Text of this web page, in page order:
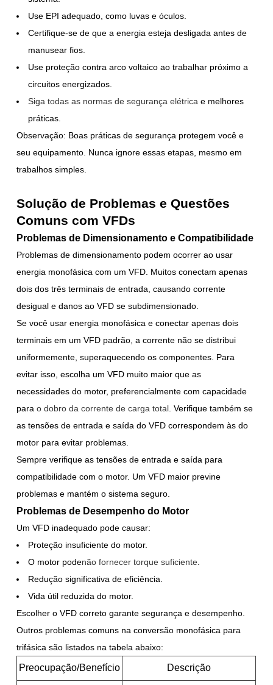
Use EPI adequado, como luvas e óculos.
Certifique-se de que a energia esteja desligada antes de
manusear fios.
Use proteção contra arco voltaico ao trabalhar próximo a
circuitos energizados.
Siga todas as normas de segurança elétrica e melhores
práticas.
Observação: Boas práticas de segurança protegem você e
seu equipamento. Nunca ignore essas etapas, mesmo em
trabalhos simples.
Solução de Problemas e Questões
Comuns com VFDs
Problemas de Dimensionamento e Compatibilidade
Problemas de dimensionamento podem ocorrer ao usar
energia monofásica com um VFD. Muitos conectam apenas
dois dos três terminais de entrada, causando corrente
desigual e danos ao VFD se subdimensionado.
Se você usar energia monofásica e conectar apenas dois
terminais em um VFD padrão, a corrente não se distribui
uniformemente, superaquecendo os componentes. Para
evitar isso, escolha um VFD muito maior que as
necessidades do motor, preferencialmente com capacidade
parao dobro da corrente de carga total . Verifique também se
as tensões de entrada e saída do VFD correspondem às do
motor para evitar problemas.
Sempre verifique as tensões de entrada e saída para
compatibilidade com o motor. Um VFD maior previne
problemas e mantém o sistema seguro.
Problemas de Desempenho do Motor
Um VFD inadequado pode causar:
Proteção insuficiente do motor.
O motor podenão fornecer torque suficiente
Redução significativa de eficiência.
Vida útil reduzida do motor.
Escolher o VFD correto garante segurança e desempenho.
Outros problemas comuns na conversão monofásica para
trifásica são listados na tabela abaixo:
Preocupação/Benefício Descrição